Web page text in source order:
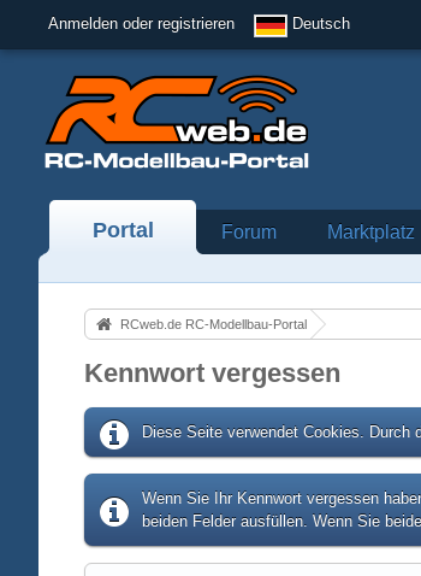
Anmelden oder registrieren Deutsch
Portal Forum Marktplatz
RCweb.de RC-Modellbau-Portal
Kennwort vergessen
Diese Seite verwendet Cookies.
Wenn Sie Ihr Kennwort vergessen
beiden Felder ausfüllen. Wenn Sie